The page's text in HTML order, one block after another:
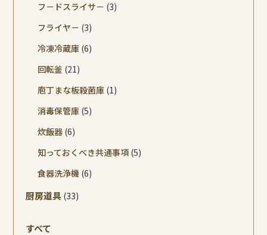
フ－ドスライサ－ (3)
フライヤ－ (3)
冷凍冷蔵庫 (6)
回転釜 (21)
庖丁まな板殺菌庫 (1)
消毒保管庫 (5)
炊飯器 (6)
知っておくべき共通事項 (5)
食器洗浄機 (6)
厨房道具 (33)
すべて